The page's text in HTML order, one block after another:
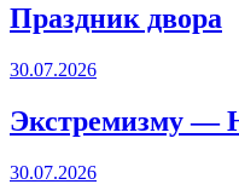
Праздник двора
30.07.2026
Экстремизму —
30.07.2026